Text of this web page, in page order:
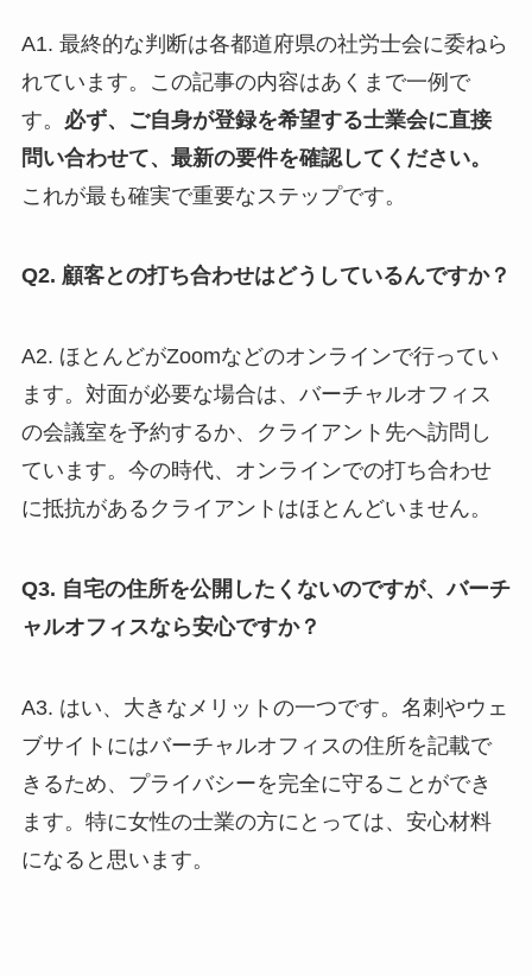
A1. 最終的な判断は各都道府県の社労士会に委ねら
れています。この記事の内容はあくまで一例で
す。 必ず、ご自身が登録を希望する士業会に直接
問い合わせて、最新の要件を確認してください。
これが最も確実で重要なステップです。
Q2. 顧客との打ち合わせはどうしているんですか？
A2. ほとんどがZoomなどのオンラインで行ってい
ます。対面が必要な場合は、バーチャルオフィス
の会議室を予約するか、クライアント先へ訪問し
ています。今の時代、オンラインでの打ち合わせ
に抵抗があるクライアントはほとんどいません。
Q3. 自宅の住所を公開したくないのですが、バーチ
ャルオフィスなら安心ですか？
A3. はい、大きなメリットの一つです。名刺やウェ
ブサイトにはバーチャルオフィスの住所を記載で
きるため、プライバシーを完全に守ることができ
ます。特に女性の士業の方にとっては、安心材料
になると思います。